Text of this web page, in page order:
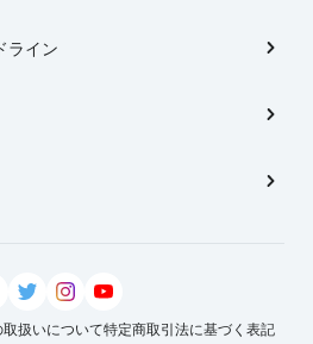
ライン
扱いについて特定商取引法に基づく表記